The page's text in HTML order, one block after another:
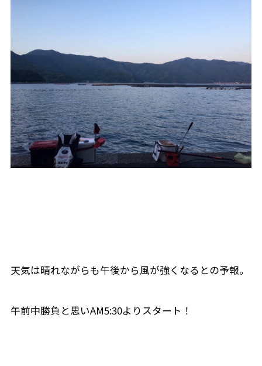
天気は晴れながらも午後から風が強くなるとの予報。
午前中勝負と思いAM5:30よりスタート！